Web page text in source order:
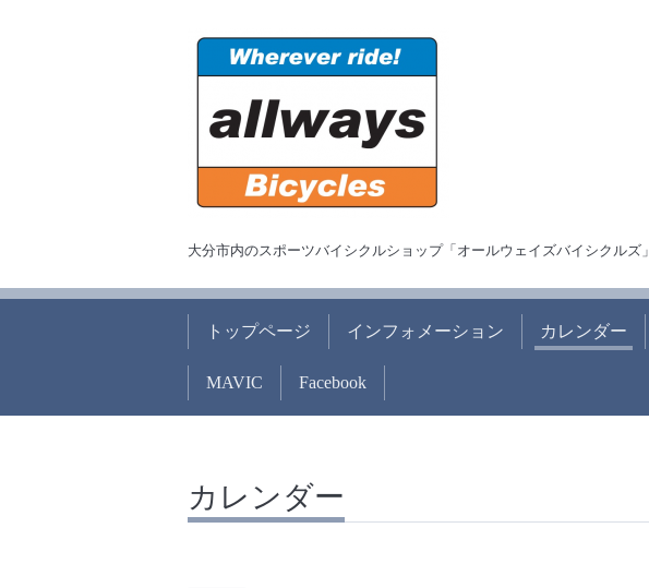
大分市内のスポーツバイシクルショップ「オールウェイズバイシクルズ」
トップページ インフォメーション カレンダー
MAVIC Facebook
カレンダー